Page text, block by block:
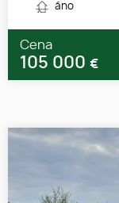
áno
Cena
105 000 €